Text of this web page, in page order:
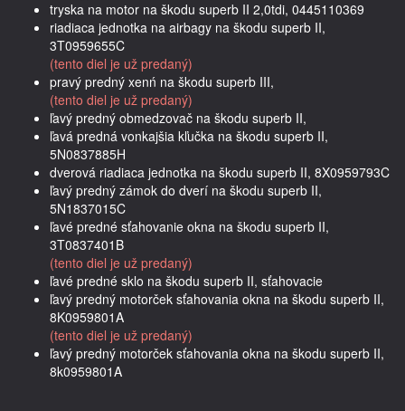
tryska na motor na škodu superb II 2,0tdi, 0445110369
riadiaca jednotka na airbagy na škodu superb II,
3T0959655C
(tento diel je už predaný)
pravý predný xenń na škodu superb III,
(tento diel je už predaný)
ľavý predný obmedzovač na škodu superb II,
ľavá predná vonkajšia kľučka na škodu superb II,
5N0837885H
dverová riadiaca jednotka na škodu superb II, 8X0959793C
ľavý predný zámok do dverí na škodu superb II,
5N1837015C
ľavé predné sťahovanie okna na škodu superb II,
3T0837401B
(tento diel je už predaný)
ľavé predné sklo na škodu superb II, sťahovacie
ľavý predný motorček sťahovania okna na škodu superb II,
8K0959801A
(tento diel je už predaný)
ľavý predný motorček sťahovania okna na škodu superb II,
8k0959801A